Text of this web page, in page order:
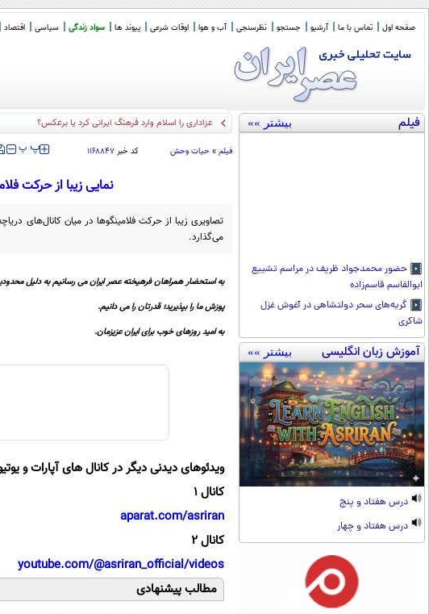
صفحه اول تماس با ما آرشیو جستجو نظرسنجی آب و هوا اوقات شرعی پیوند ها سواد زندگی سیاسی اقتصاد
فیلم بیشتر »»
حضور محمدجواد ظریف در مراسم تشییع
ابوالقاسم قاسم‌زاده
گریه‌های سحر دولتشاهی در آغوش غزل
شاکری
آموزش زبان انگلیسی بیشتر »»
درس هفتاد و پنج
درس هفتاد و چهار
عزاداری را اسلام وارد فرهنگ ایرانی کرد یا برعکس؟
فیلم » حیات وحش کد خبر ۱۱۶۸۸۴۷ ‍‍‍ پ پ
نمایی زیبا از حرکت
تصاویری زیبا از حرکت فلامینگو‌ها در میان کانال‌های
می‌گذارد.
به استحضار همراهان فرهیخته عصر ایران می رسانیم به دلیل
پوزش ما را بپذیرید؛ قدرتان را می دانیم.
به امید روزهای خوب برای ایران عزیزمان.
ویدئوهای دیدنی دیگر در کانال های آپارات و
کانال 1
aparat.com/asriran
کانال 2
youtube.com/@asriran_official/videos
مطالب پیشنهادی